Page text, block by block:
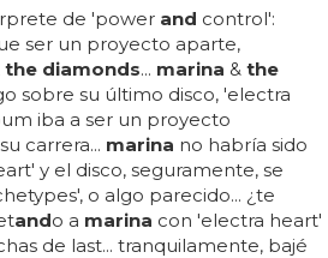
de 'power and control':
ser un proyecto aparte,
the diamonds... marina & the
sobre su último disco, 'electra
iba a ser un proyecto
carrera... marina no habría sido
y el disco, seguramente, se
o algo parecido... ¿te
ando a marina con 'electra heart'
de last... tranquilamente, bajé